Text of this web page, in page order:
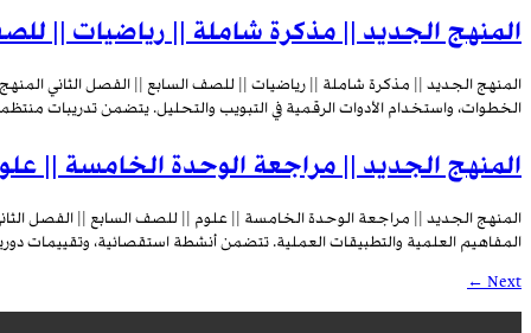
المنهج الجديد || مذكرة شاملة || رياضيات ||
المنهج الجديد || مذكرة شاملة || رياضيات || للصف السابع || الفصل الثاني
الخطوات، واستخدام الأدوات الرقمية في التبويب والتحليل. يتضمن تدريبات
المنهج الجديد || مراجعة الوحدة الخامسة ||
المنهج الجديد || مراجعة الوحدة الخامسة || علوم || للصف السابع || الفصل
المفاهيم العلمية والتطبيقات العملية. تتضمن أنشطة استقصائية، وتقييمات
Next
←